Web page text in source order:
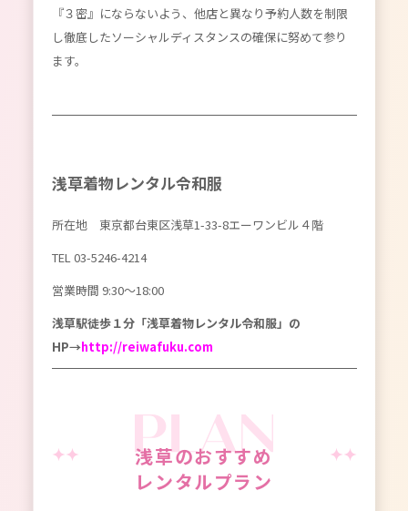
『３密』にならないよう、他店と異なり予約人数を制限
し徹底したソーシャルディスタンスの確保に努めて参り
ます。
浅草着物レンタル令和服
所在地 東京都台東区浅草1-33-8エーワンビル４階
TEL03-5246-4214
営業時間 9:30〜18:00
浅草駅徒歩１分「浅草着物レンタル令和服」の
HP→http://reiwafuku.com
浅草のおすすめ
レンタルプラン